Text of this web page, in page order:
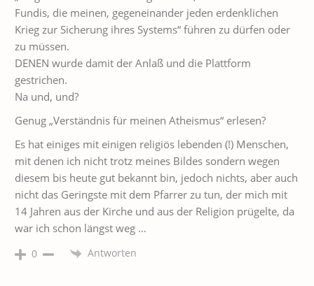
Fundis, die meinen, gegeneinander jeden erdenklichen
Krieg zur Sicherung ihres Systems“ führen zu dürfen oder
zu müssen.
DENEN wurde damit der Anlaß und die Plattform
gestrichen.
Na und, und?
Genug „Verständnis für meinen Atheismus“ erlesen?
Es hat einiges mit einigen religiös lebenden (!) Menschen,
mit denen ich nicht trotz meines Bildes sondern wegen
diesem bis heute gut bekannt bin, jedoch nichts, aber auch
nicht das Geringste mit dem Pfarrer zu tun, der mich mit
14 Jahren aus der Kirche und aus der Religion prügelte, da
war ich schon längst weg …
0 Antworten